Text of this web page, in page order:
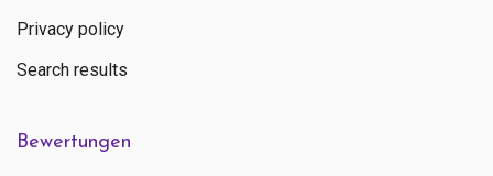
Privacy policy
Search results
Bewertungen